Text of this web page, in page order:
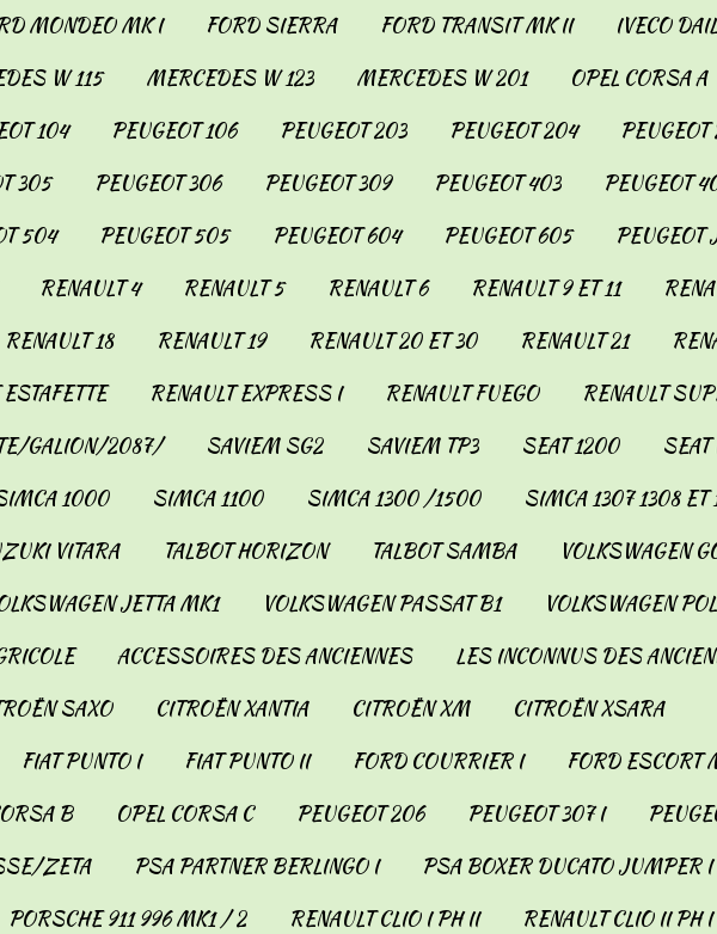
MONDEO MK I FORD SIERRA FORD TRANSIT MK II
IVECO
W 115 MERCEDES W 123 MERCEDES W 201
OPEL CORSA A
104 PEUGEOT 106 PEUGEOT 203 PEUGEOT 204
305 PEUGEOT 306 PEUGEOT 309 PEUGEOT 403
PEUGEOT
504 PEUGEOT 505 PEUGEOT 604 PEUGEOT 605
PEUGEOT
RENAULT 4 RENAULT 5 RENAULT 6 RENAULT 9 ET 11
RENAULT 18 RENAULT 19 RENAULT 20 ET 30 RENAULT 21
RENAULT EXPRESS I RENAULT FUEGO
RENAULT
GALION/2087/
SAVIEM SG2 SAVIEM TP3 SEAT 1200
1000 SIMCA 1100 SIMCA 1300 /1500
SIMCA 1307 1308 ET
VITARA TALBOT HORIZON TALBOT SAMBA
VOLKSWAGEN
JETTA MK1 VOLKSWAGEN PASSAT B1
VOLKSWAGEN
ACCESSOIRES DES ANCIENNES
LES INCONNUS DES
SAXO CITROËN XANTIA CITROËN XM
CITROËN XSARA
FIAT PUNTO I FIAT PUNTO II FORD COURRIER I
FORD ESCORT
B OPEL CORSA C PEUGEOT 206 PEUGEOT 307 I
ZETA
PSA PARTNER BERLINGO I
PSA BOXER DUCATO JUMPER I
PORSCHE 911 996 MK1 / 2 RENAULT CLIO I PH II
RENAULT CLIO II PH I